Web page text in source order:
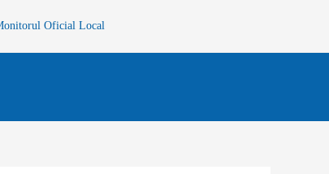
Oficial Local